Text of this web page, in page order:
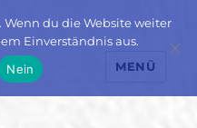
MENÜ
Wenn du die Website weiter
Einverständnis aus.
Nein